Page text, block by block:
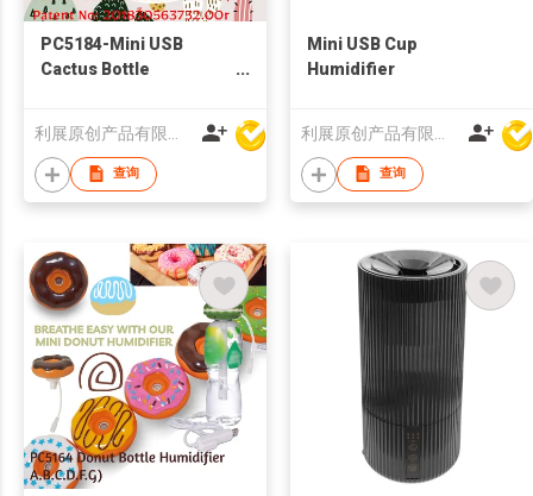
PC5184-Mini USB
Cactus Bottle
查询
Mini USB Cup
Humidifier
查询